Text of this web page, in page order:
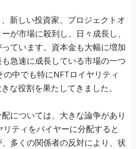
新しい投資家、プロジェクトオ
が市場に殺到し、日々成長し、
ています。資本金も大幅に増加
急速に成長している市場の一つ
の中でも特にNFTロイヤリティ
な役割を果たしてきました。
については、大きな論争があり
リティをバイヤーに分配すると
多くの関係者の反対により、状